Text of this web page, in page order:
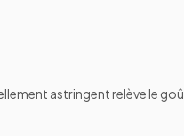
astringent relève le